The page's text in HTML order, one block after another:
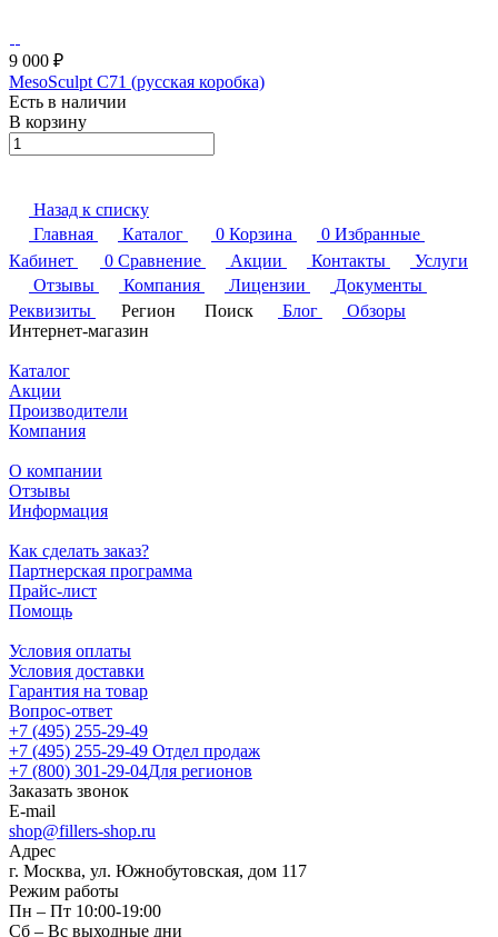
9 000 ₽
MesoSculpt C71 (русская коробка)
Есть в наличии
В корзину
Назад к списку
Главная
Каталог 0 Корзина 0 Избранные
Кабинет
0 Сравнение Акции Контакты
Услуги
Отзывы
Компания Лицензии
Документы
Реквизиты
Регион Поиск Блог
Обзоры
Интернет-магазин
Каталог
Акции
Производители
Компания
О компании
Отзывы
Информация
Как сделать заказ?
Партнерская программа
Прайс-лист
Помощь
Условия оплаты
Условия доставки
Гарантия на товар
Вопрос-ответ
+7 (495) 255-29-49
+7 (495) 255-29-49 Отдел продаж
+7 (800) 301-29-04Для регионов
Заказать звонок
E-mail
shop@fillers-shop.ru
Адрес
г. Москва, ул. Южнобутовская, дом 117
Режим работы
Пн – Пт 10:00-19:00
Сб – Вс выходные дни